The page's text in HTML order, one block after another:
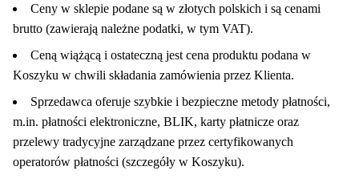
Ceny w sklepie podane są w złotych polskich i są cenami
brutto (zawierają należne podatki, w tym VAT).
Ceną wiążącą i ostateczną jest cena produktu podana w
Koszyku w chwili składania zamówienia przez Klienta.
Sprzedawca oferuje szybkie i bezpieczne metody płatności,
m.in. płatności elektroniczne, BLIK, karty płatnicze oraz
przelewy tradycyjne zarządzane przez certyfikowanych
operatorów płatności (szczegóły w Koszyku).